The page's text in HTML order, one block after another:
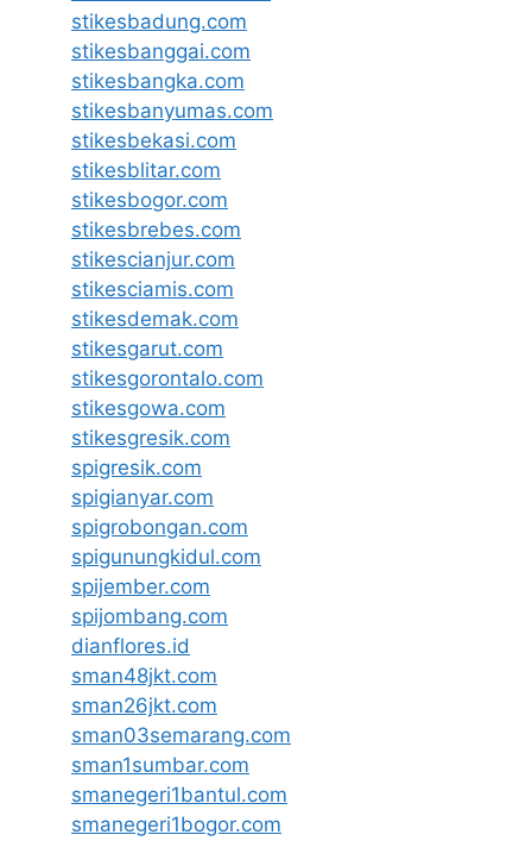
stikesbadung.com
stikesbanggai.com
stikesbangka.com
stikesbanyumas.com
stikesbekasi.com
stikesblitar.com
stikesbogor.com
stikesbrebes.com
stikescianjur.com
stikesciamis.com
stikesdemak.com
stikesgarut.com
stikesgorontalo.com
stikesgowa.com
stikesgresik.com
spigresik.com
spigianyar.com
spigrobongan.com
spigunungkidul.com
spijember.com
spijombang.com
dianflores.id
sman48jkt.com
sman26jkt.com
sman03semarang.com
sman1sumbar.com
smanegeri1bantul.com
smanegeri1bogor.com